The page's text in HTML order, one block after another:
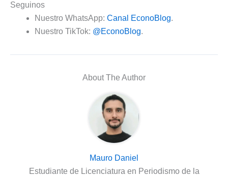
Seguinos
Nuestro WhatsApp: Canal EconoBlog.
Nuestro TikTok: @EconoBlog.
About The Author
Mauro Daniel
Estudiante de Licenciatura en Periodismo de la